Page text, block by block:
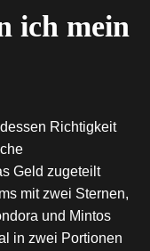
ich mein
Richtigkeit
Geld zugeteilt
mit zwei Sternen,
und Mintos
in zwei Portionen